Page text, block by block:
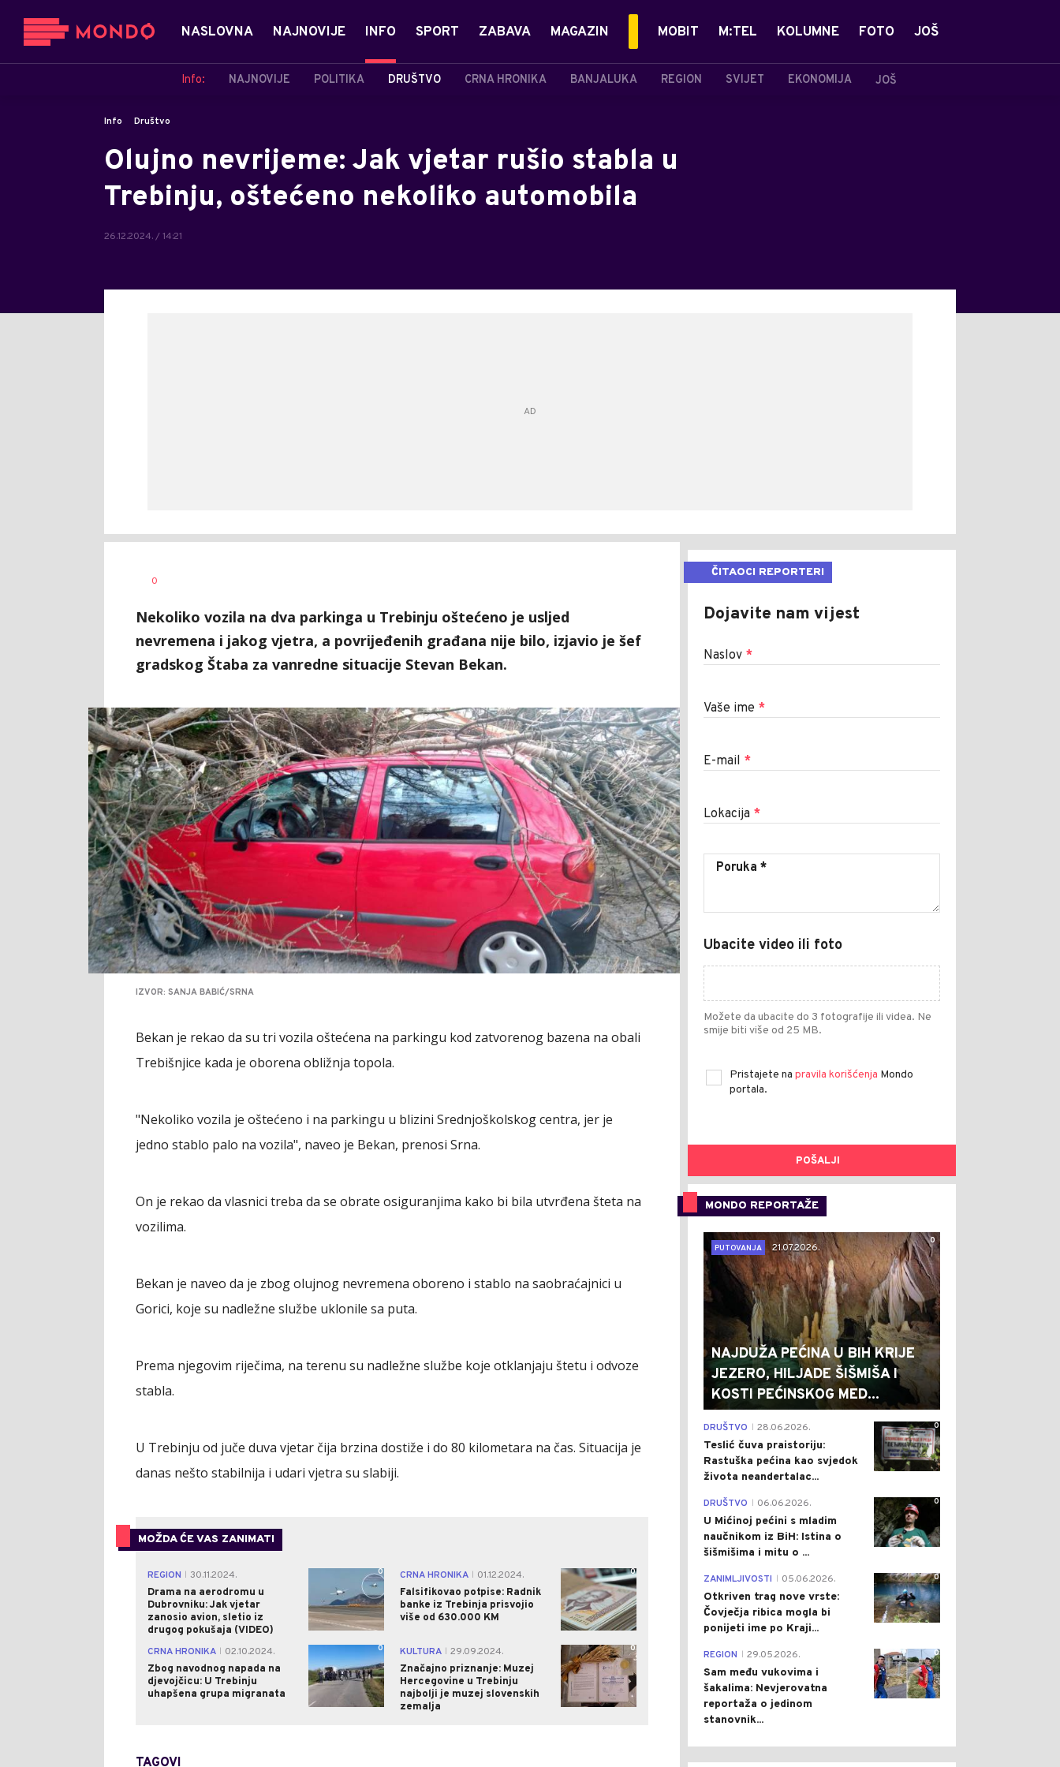
NASLOVNA NAJNOVIJE INFO
Info: NAJNOVIJE POLITIKA DRUŠTVO CRNA HRONIKA BANJALUKA REGION SVIJET EKONOMIJA JOŠ
SPORT ZABAVA MAGAZIN MOBIT M:TEL KOLUMNE FOTO JOŠ
Info Društvo
Olujno nevrijeme: Jak vjetar rušio stabla u
Trebinju, oštećeno nekoliko automobila
26.12.2024. / 14:21
AUTOR
0
Nekoliko vozila na dva parkinga u Trebinju oštećeno je usljed
nevremena i jakog vjetra, a povrijeđenih građana nije bilo, izjavio je šef
gradskog Štaba za vanredne situacije Stevan Bekan.
IZVOR: SANJA BABIĆ/SRNA
Bekan je rekao da su tri vozila oštećena na parkingu kod zatvorenog bazena na obali
Trebišnjice kada je oborena obližnja topola.
"Nekoliko vozila je oštećeno i na parkingu u blizini Srednjoškolskog centra, jer je
jedno stablo palo na vozila", naveo je Bekan, prenosi Srna.
On je rekao da vlasnici treba da se obrate osiguranjima kako bi bila utvrđena šteta na
vozilima.
Bekan je naveo da je zbog olujnog nevremena oboreno i stablo na saobraćajnici u
Gorici, koje su nadležne službe uklonile sa puta.
Prema njegovim riječima, na terenu su nadležne službe koje otklanjaju štetu i odvoze
stabla.
U Trebinju od juče duva vjetar čija brzina dostiže i do 80 kilometara na čas. Situacija je
danas nešto stabilnija i udari vjetra su slabiji.
MOŽDA ĆE VAS ZANIMATI
REGION
30.11.2024.
Drama na aerodromu u
Dubrovniku: Jak vjetar
zanosio avion, sletio iz
drugog pokušaja (VIDEO)
0 CRNA HRONIKA
01.12.2024.
Falsifikovao potpise: Radnik
banke iz Trebinja prisvojio
više od 630.000 KM
0
CRNA HRONIKA
02.10.2024.
Zbog navodnog napada na
djevojčicu: U Trebinju
uhapšena grupa migranata
0 KULTURA
29.09.2024.
Značajno priznanje: Muzej
Hercegovine u Trebinju
najbolji je muzej slovenskih
zemalja
0
TAGOVI
ČITAOCI REPORTERI
Dojavite nam vijest
Naslov *
Vaše ime *
E-mail *
Lokacija *
Ubacite video ili foto
Možete da ubacite do 3 fotografije ili videa. Ne
smije biti više od 25 MB.
Pristajete na pravila korišćenja Mondo
portala.
POŠALJI
MONDO REPORTAŽE
0
PUTOVANJA
21.07.2026.
NAJDUŽA PEĆINA U BIH KRIJE
JEZERO, HILJADE ŠIŠMIŠA I
KOSTI PEĆINSKOG MED...
0
DRUŠTVO 28.06.2026.
Teslić čuva praistoriju:
Rastuška pećina kao svjedok
života neandertalac...
0
DRUŠTVO 06.06.2026.
U Mićinoj pećini s mladim
naučnikom iz BiH: Istina o
šišmišima i mitu o ...
0
ZANIMLJIVOSTI 05.06.2026.
Otkriven trag nove vrste:
Čovječja ribica mogla bi
ponijeti ime po Kraji...
0
REGION 29.05.2026.
Sam među vukovima i
šakalima: Nevjerovatna
reportaža o jedinom
stanovnik...